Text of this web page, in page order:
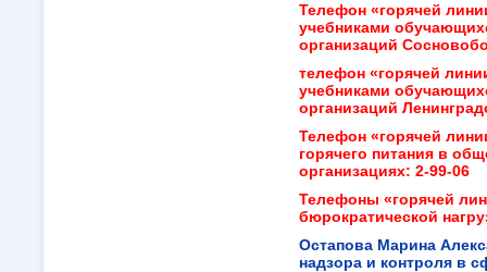
Телефон «горячей
учебниками
организаций
телефон «горячей
учебниками
организаций
Телефон «горячей
горячего питания в
организациях: 2-99-06
Телефоны «горячей
бюрократической
Остапова Марина
надзора и контроля в